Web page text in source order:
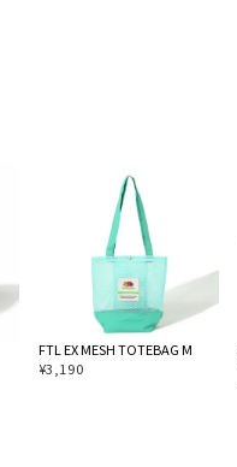
FTL EX MESH TOTEBAG M
¥3,190